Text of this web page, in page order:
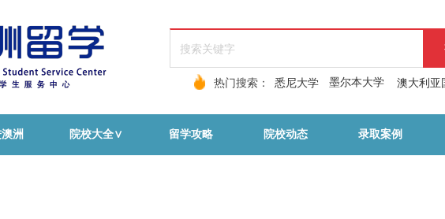
热门搜索：
悉尼大学 墨尔本大学 澳大利亚
洲 院校大全∨ 留学攻略 院校动态 录取案例